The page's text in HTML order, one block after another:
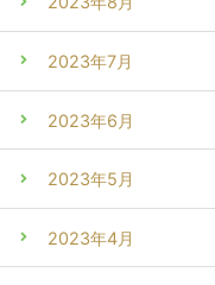
2023年7月
2023年6月
2023年5月
2023年4月